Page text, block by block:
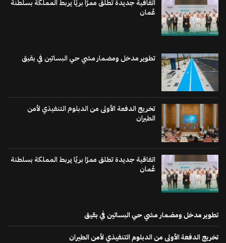
اتفاقية جديدة تطلق ممرًا بريًا يربط المملكة بسلطنة
عُمان
تطوير مدخل ومضمار مشي حي البساتين في بقيق
تخريج الدفعة الأولى من الدبلوم التنفيذي لأمن
الطيران
اتفاقية جديدة تطلق ممرًا بريًا يربط المملكة بسلطنة
عُمان
تطوير مدخل ومضمار مشي حي البساتين في بقيق
تخريج الدفعة الأولى من الدبلوم التنفيذي لأمن الطيران